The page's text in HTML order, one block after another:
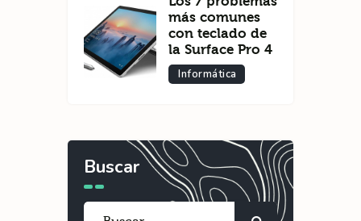
más comunes
con teclado de
la Surface Pro 4
Informática
Buscar